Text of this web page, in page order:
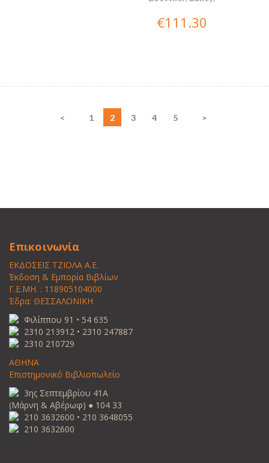
€111.30
< 1 2 3 4 5 >
Επικοινωνία
ΕΚΔΟΣΕΙΣ ΤΖΙΟΛΑ Α.Ε.
Έκδοση & Εμπορία Βιβλίων
Γ.Ε.ΜΗ. : 118905104000
Έδρα: ΘΕΣΣΑΛΟΝΙΚΗ
Φιλίππου 91 • 54 635
2310 213912 • 2310 247887
2310 210729
ΑΘΗΝΑ
Επιστημονικό Βιβλιοπωλείο
3ης Σεπτεμβρίου 41Α
(Μάρνη & Αβέρωφ) ● 104 33
210 3632600 • 210 3648055
210 3632600